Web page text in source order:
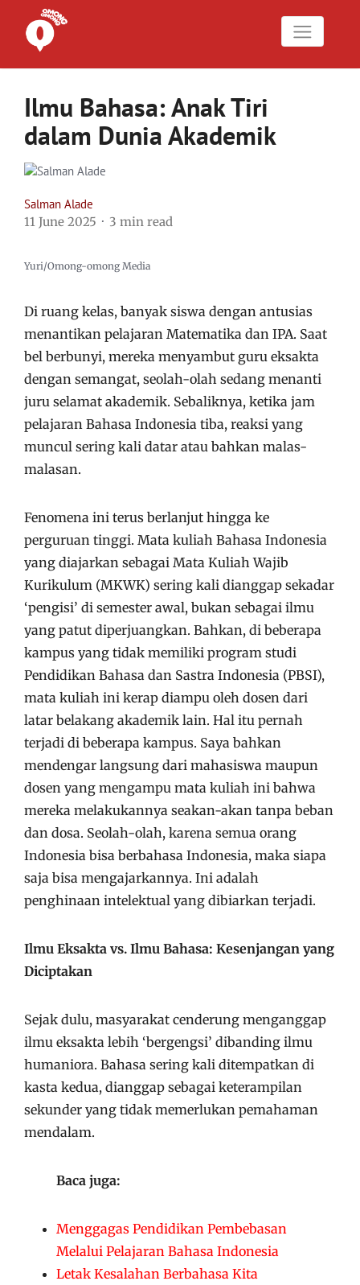
Ilmu Bahasa: Anak Tiri
dalam Dunia Akademik
Salman Alade
11 June 2025
3 min read
Yuri/Omong-omong Media
Di ruang kelas, banyak siswa dengan antusias
menantikan pelajaran Matematika dan IPA. Saat
bel berbunyi, mereka menyambut guru eksakta
dengan semangat, seolah-olah sedang menanti
juru selamat akademik. Sebaliknya, ketika jam
pelajaran Bahasa Indonesia tiba, reaksi yang
muncul sering kali datar atau bahkan malas-
malasan.
Fenomena ini terus berlanjut hingga ke
perguruan tinggi. Mata kuliah Bahasa Indonesia
yang diajarkan sebagai Mata Kuliah Wajib
Kurikulum (MKWK) sering kali dianggap sekadar
‘pengisi’ di semester awal, bukan sebagai ilmu
yang patut diperjuangkan. Bahkan, di beberapa
kampus yang tidak memiliki program studi
Pendidikan Bahasa dan Sastra Indonesia (PBSI),
mata kuliah ini kerap diampu oleh dosen dari
latar belakang akademik lain. Hal itu pernah
terjadi di beberapa kampus. Saya bahkan
mendengar langsung dari mahasiswa maupun
dosen yang mengampu mata kuliah ini bahwa
mereka melakukannya seakan-akan tanpa beban
dan dosa. Seolah-olah, karena semua orang
Indonesia bisa berbahasa Indonesia, maka siapa
saja bisa mengajarkannya. Ini adalah
penghinaan intelektual yang dibiarkan terjadi.
Ilmu Eksakta vs. Ilmu Bahasa: Kesenjangan yang
Diciptakan
Sejak dulu, masyarakat cenderung menganggap
ilmu eksakta lebih ‘bergengsi’ dibanding ilmu
humaniora. Bahasa sering kali ditempatkan di
kasta kedua, dianggap sebagai keterampilan
sekunder yang tidak memerlukan pemahaman
mendalam.
Baca juga:
Menggagas Pendidikan Pembebasan
Melalui Pelajaran Bahasa Indonesia
Letak Kesalahan Berbahasa Kita